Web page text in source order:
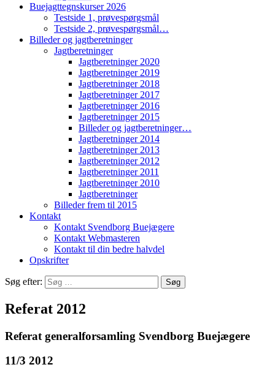
Buejagttegnskurser 2026
Testside 1, prøvespørgsmål
Testside 2, prøvespørgsmål…
Billeder og jagtberetninger
Jagtberetninger
Jagtberetninger 2020
Jagtberetninger 2019
Jagtberetninger 2018
Jagtberetninger 2017
Jagtberetninger 2016
Jagtberetninger 2015
Billeder og jagtberetninger…
Jagtberetninger 2014
Jagtberetninger 2013
Jagtberetninger 2012
Jagtberetninger 2011
Jagtberetninger 2010
Jagtberetninger
Billeder frem til 2015
Kontakt
Kontakt Svendborg Buejægere
Kontakt Webmasteren
Kontakt til din bedre halvdel
Opskrifter
Søg efter:
Referat 2012
Referat generalforsamling Svendborg Buejægere
11/3 2012